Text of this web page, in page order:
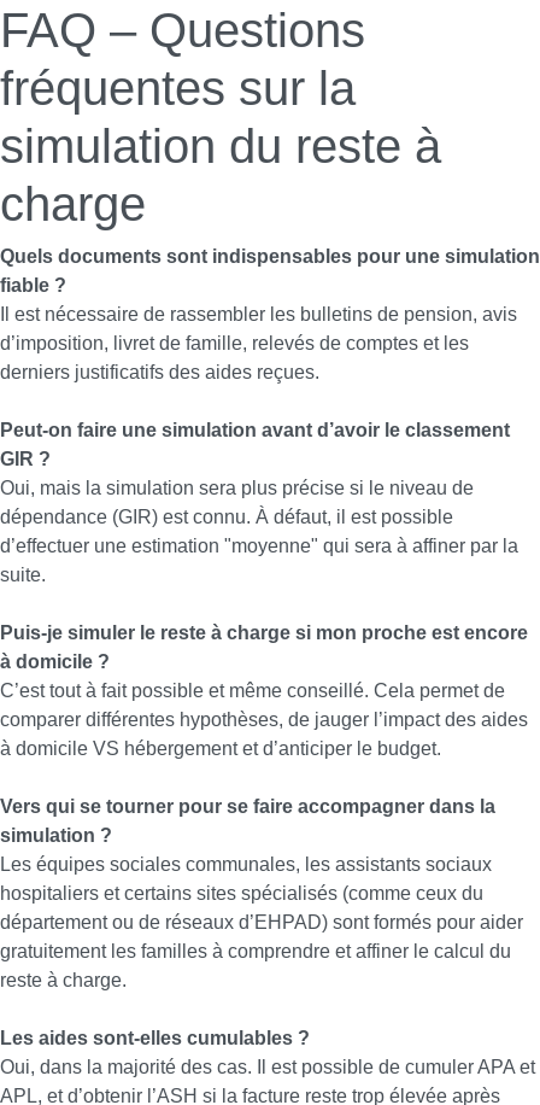
FAQ – Questions
fréquentes sur la
simulation du reste à
charge
Quels documents sont indispensables pour une simulation
fiable ?
Il est nécessaire de rassembler les bulletins de pension, avis
d’imposition, livret de famille, relevés de comptes et les
derniers justificatifs des aides reçues.
Peut-on faire une simulation avant d’avoir le classement
GIR ?
Oui, mais la simulation sera plus précise si le niveau de
dépendance (GIR) est connu. À défaut, il est possible
d’effectuer une estimation "moyenne" qui sera à affiner par la
suite.
Puis-je simuler le reste à charge si mon proche est encore
à domicile ?
C’est tout à fait possible et même conseillé. Cela permet de
comparer différentes hypothèses, de jauger l’impact des aides
à domicile VS hébergement et d’anticiper le budget.
Vers qui se tourner pour se faire accompagner dans la
simulation ?
Les équipes sociales communales, les assistants sociaux
hospitaliers et certains sites spécialisés (comme ceux du
département ou de réseaux d’EHPAD) sont formés pour aider
gratuitement les familles à comprendre et affiner le calcul du
reste à charge.
Les aides sont-elles cumulables ?
Oui, dans la majorité des cas. Il est possible de cumuler APA et
APL, et d’obtenir l’ASH si la facture reste trop élevée après